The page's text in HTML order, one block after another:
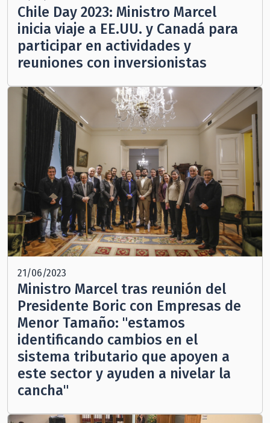
Chile Day 2023: Ministro Marcel
inicia viaje a EE.UU. y Canadá para
participar en actividades y
reuniones con inversionistas
21/06/2023
Ministro Marcel tras reunión del
Presidente Boric con Empresas de
Menor Tamaño: "estamos
identificando cambios en el
sistema tributario que apoyen a
este sector y ayuden a nivelar la
cancha"